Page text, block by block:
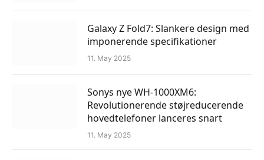
Galaxy Z Fold7: Slankere design med
imponerende specifikationer
11. May 2025
Sonys nye WH-1000XM6:
Revolutionerende støjreducerende
hovedtelefoner lanceres snart
11. May 2025